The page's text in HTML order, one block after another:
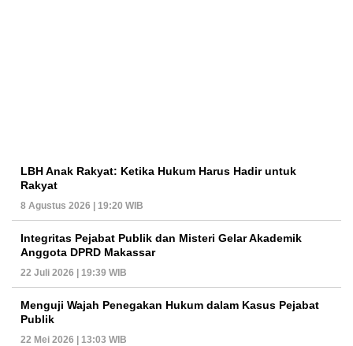
LBH Anak Rakyat: Ketika Hukum Harus Hadir untuk
Rakyat
8 Agustus 2026 | 19:20 WIB
Integritas Pejabat Publik dan Misteri Gelar Akademik
Anggota DPRD Makassar
22 Juli 2026 | 19:39 WIB
Menguji Wajah Penegakan Hukum dalam Kasus Pejabat
Publik
22 Mei 2026 | 13:03 WIB